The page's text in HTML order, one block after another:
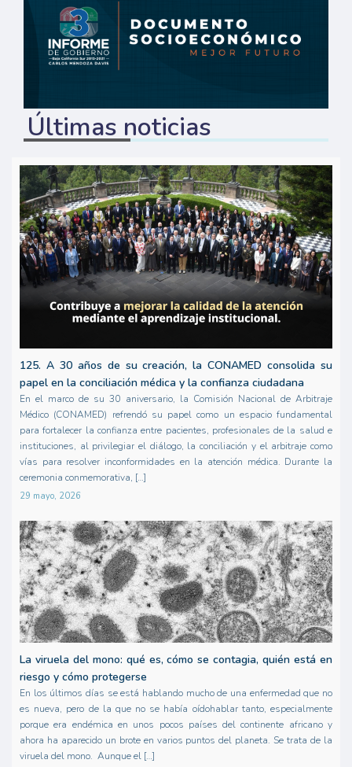
Últimas noticias
125. A 30 años de su creación, la CONAMED consolida su
papel en la conciliación médica y la confianza ciudadana
En el marco de su 30 aniversario, la Comisión Nacional de Arbitraje
Médico (CONAMED) refrendó su papel como un espacio fundamental
para fortalecer la confianza entre pacientes, profesionales de la salud e
instituciones, al privilegiar el diálogo, la conciliación y el arbitraje como
vías para resolver inconformidades en la atención médica. Durante la
ceremonia conmemorativa, […]
29 mayo, 2026
La viruela del mono: qué es, cómo se contagia, quién está en
riesgo y cómo protegerse
En los últimos días se está hablando mucho de una enfermedad que no
es nueva, pero de la que no se había oídohablar tanto, especialmente
porque era endémica en unos pocos países del continente africano y
ahora ha aparecido un brote en varios puntos del planeta. Se trata de la
viruela del mono. Aunque el […]